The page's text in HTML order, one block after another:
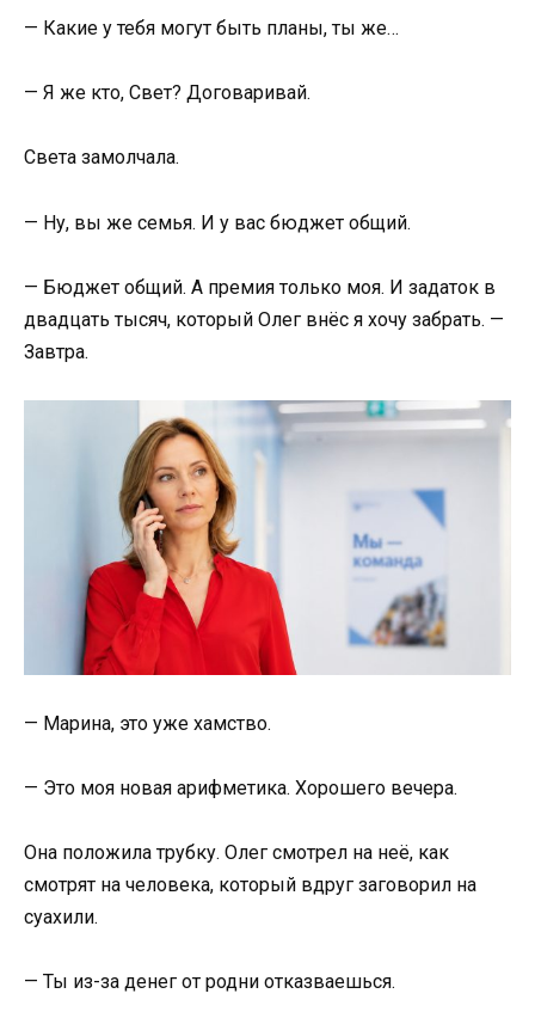
— Какие у тебя могут быть планы, ты же…
— Я же кто, Свет? Договаривай.
Света замолчала.
— Ну, вы же семья. И у вас бюджет общий.
— Бюджет общий. А премия только моя. И задаток в
двадцать тысяч, который Олег внёс я хочу забрать. —
Завтра.
— Марина, это уже хамство.
— Это моя новая арифметика. Хорошего вечера.
Она положила трубку. Олег смотрел на неё, как
смотрят на человека, который вдруг заговорил на
суахили.
— Ты из-за денег от родни отказваешься.